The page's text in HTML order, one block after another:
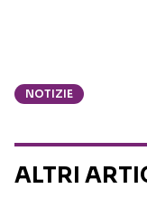
NOTIZIE
ALTRI